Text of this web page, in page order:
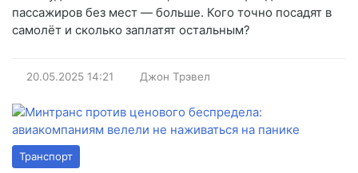
пассажиров без мест — больше. Кого точно посадят в
самолёт и сколько заплатят остальным?
20.05.2025 14:21 Джон Трэвел
Транспорт